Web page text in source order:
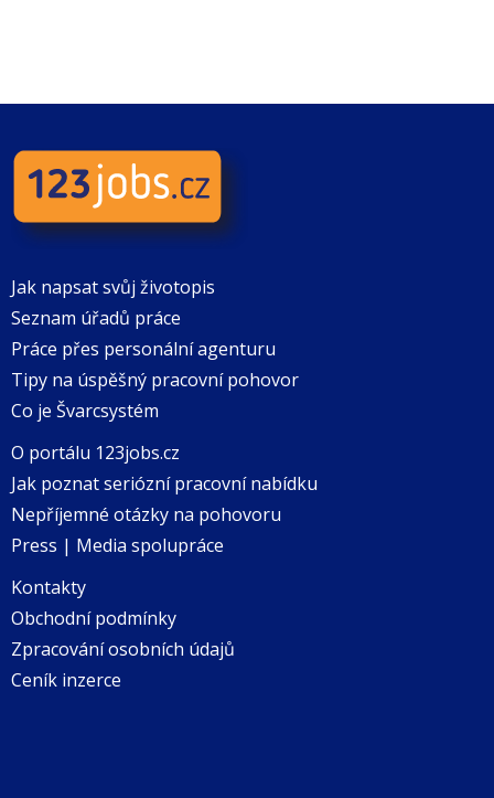
Jak napsat svůj životopis
Seznam úřadů práce
Práce přes personální agenturu
Tipy na úspěšný pracovní pohovor
Co je Švarcsystém
O portálu 123jobs.cz
Jak poznat seriózní pracovní nabídku
Nepříjemné otázky na pohovoru
Press | Media spolupráce
Kontakty
Obchodní podmínky
Zpracování osobních údajů
Ceník inzerce